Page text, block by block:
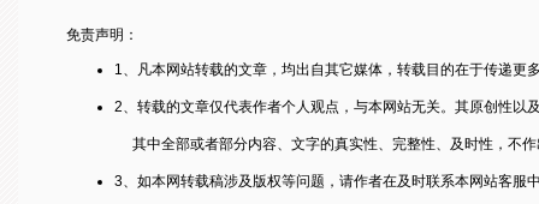
免责声明：
1、凡本网站转载的文章，均出自其它媒体，转载目的在于传递更
2、转载的文章仅代表作者个人观点，与本网站无关。其原创性以
其中全部或者部分内容、文字的真实性、完整性、及时性，不
3、如本网转载稿涉及版权等问题，请作者在及时联系本网站客服